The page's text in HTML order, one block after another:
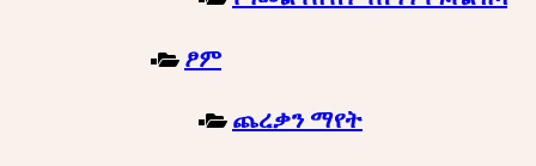
ፆም
ጨረቃን ማየት